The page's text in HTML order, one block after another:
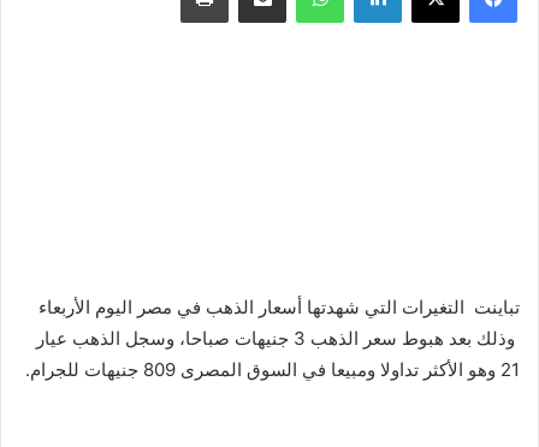
تباينت التغيرات التي شهدتها أسعار الذهب في مصر اليوم الأربعاء
وذلك بعد هبوط سعر الذهب 3 جنيهات صباحا، وسجل الذهب عيار
21 وهو الأكثر تداولا ومبيعا في السوق المصرى 809 جنيهات للجرام.